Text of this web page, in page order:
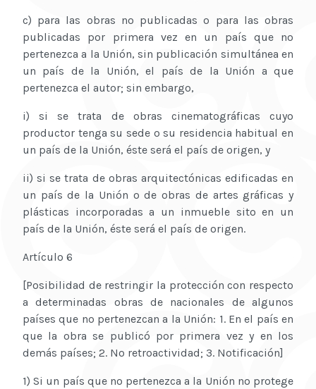
c) para las obras no publicadas o para las obras
publicadas por primera vez en un país que no
pertenezca a la Unión, sin publicación simultánea en
un país de la Unión, el país de la Unión a que
pertenezca el autor; sin embargo,
i) si se trata de obras cinematográficas cuyo
productor tenga su sede o su residencia habitual en
un país de la Unión, éste será el país de origen, y
ii) si se trata de obras arquitectónicas edificadas en
un país de la Unión o de obras de artes gráficas y
plásticas incorporadas a un inmueble sito en un
país de la Unión, éste será el país de origen.
Artículo 6
[Posibilidad de restringir la protección con respecto
a determinadas obras de nacionales de algunos
países que no pertenezcan a la Unión: 1. En el país en
que la obra se publicó por primera vez y en los
demás países; 2. No retroactividad; 3. Notificación]
1) Si un país que no pertenezca a la Unión no protege